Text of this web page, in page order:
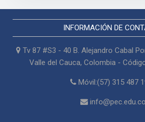
INFORMACIÓN DE
Tv 87 #S3 - 40 B. Alejandro Cabal
Valle del Cauca, Colombia -
Móvil:(57) 315 487
info@pec.edu.co